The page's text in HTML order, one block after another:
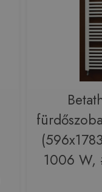
1006 W,